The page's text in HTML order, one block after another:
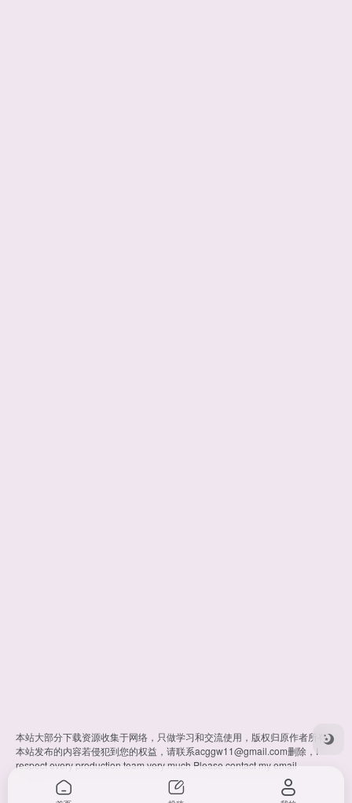
本站大部分下载资源收集于网络，只做学习和交流使用，版权归原作者所有。
本站发布的内容若侵犯到您的权益，请联系acggw11@gmail.com删除，I
respect every production team very much Please contact my email